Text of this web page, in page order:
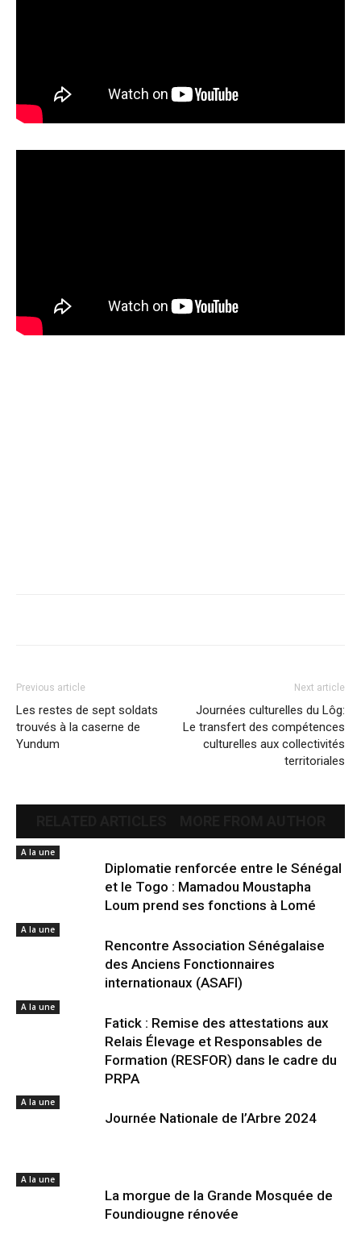
Previous article
Les restes de sept soldats
trouvés à la caserne de
Yundum
Next article
Journées culturelles du Lôg:
Le transfert des compétences
culturelles aux collectivités
territoriales
A la une
Diplomatie renforcée entre le Sénégal
et le Togo : Mamadou Moustapha
Loum prend ses fonctions à Lomé
A la une
Rencontre Association Sénégalaise
des Anciens Fonctionnaires
internationaux (ASAFI)
A la une
Fatick : Remise des attestations aux
Relais Élevage et Responsables de
Formation (RESFOR) dans le cadre du
PRPA
A la une
Journée Nationale de l’Arbre 2024
A la une
La morgue de la Grande Mosquée de
Foundiougne rénovée